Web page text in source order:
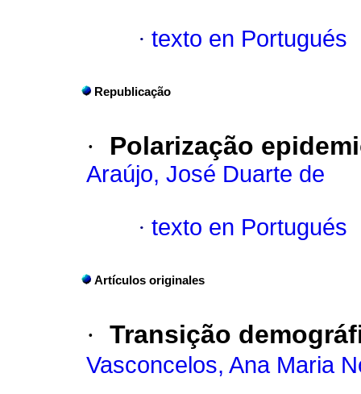
· texto en Portugués
Republicação
· Polarização
Araújo, José Duarte de
· texto en Portugués
Artículos originales
· Transição
Vasconcelos, Ana Maria